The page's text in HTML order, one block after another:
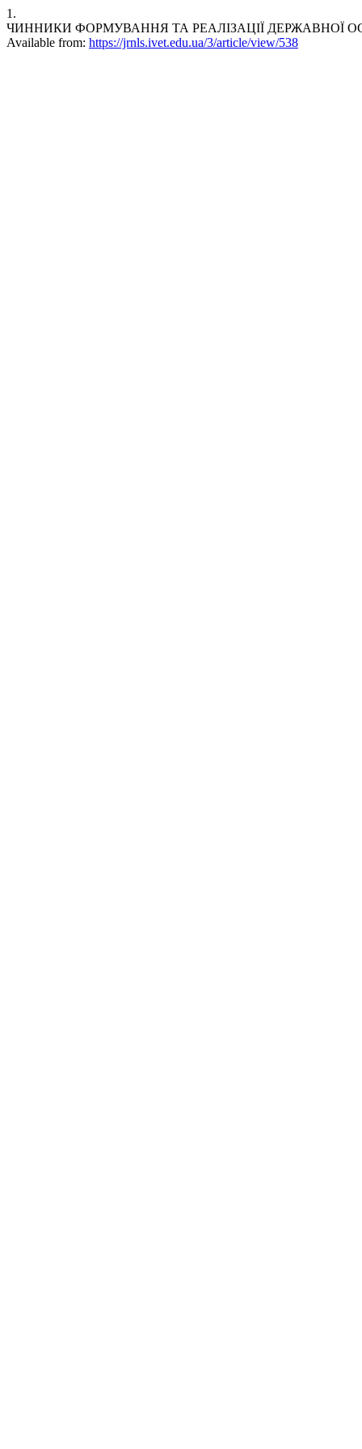
1.
ЧИННИКИ ФОРМУВАННЯ ТА РЕАЛІЗАЦІЇ ДЕРЖАВНОЇ
Available from: https://jrnls.ivet.edu.ua/3/article/view/538